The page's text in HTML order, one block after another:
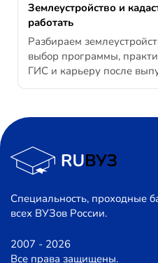
Землеустройство и
работать
Разбираем
выбор программы,
ГИС и карьеру после
Специальность, проходные
всех ВУЗов России.
2007 - 2026
Все права защищены.